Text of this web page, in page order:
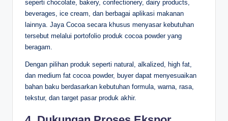
seperti chocolate, bakery, confectionery, dairy products,
beverages, ice cream, dan berbagai aplikasi makanan
lainnya. Jaya Cocoa secara khusus menyasar kebutuhan
tersebut melalui portofolio produk cocoa powder yang
beragam.
Dengan pilihan produk seperti natural, alkalized, high fat,
dan medium fat cocoa powder, buyer dapat menyesuaikan
bahan baku berdasarkan kebutuhan formula, warna, rasa,
tekstur, dan target pasar produk akhir.